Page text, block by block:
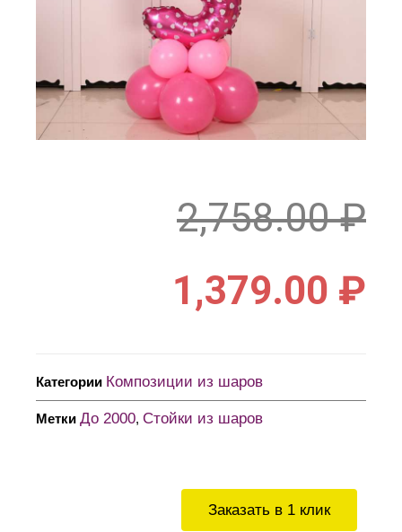
Заказать в 1 клик
2,758.00₽
1,379.00 ₽
Категории Композиции из шаров
Метки До 2000, Стойки из шаров